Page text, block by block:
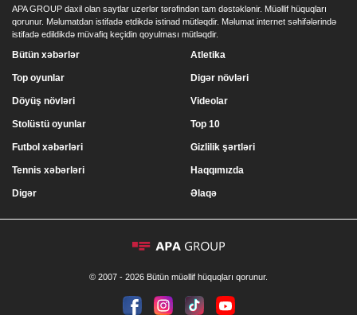
APA GROUP daxil olan saytlar uzerlər tərəfindən tam dəstəklənir. Müəllif hüquqları
qorunur. Məlumatdan istifadə etdikdə istinad mütləqdir. Məlumat internet səhifələrində
istifadə edildikdə müvafiq keçidin qoyulması mütləqdir.
Bütün xəbərlər
Top oyunlar
Döyüş növləri
Stolüstü oyunlar
Atletika
Digər növləri
Videolar
Top 10
Futbol xəbərləri
Tennis xəbərləri
Digər
Gizlilik şərtləri
Haqqımızda
Əlaqə
© 2007 - 2026 Bütün müəllif hüquqları qorunur.